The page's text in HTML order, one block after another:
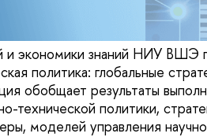
и экономики знаний НИУ ВШЭ
политика: глобальные
обобщает результаты
технической политики,
моделей управления